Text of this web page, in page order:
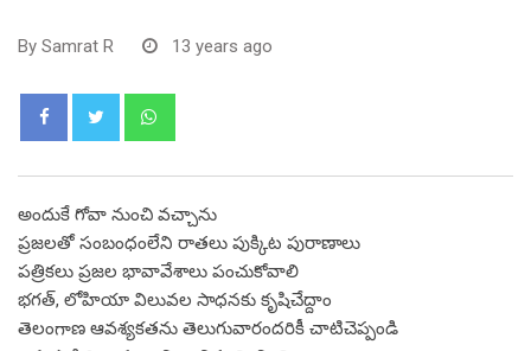
By Samrat R 13 years ago
అందుకే గోవా నుంచి వచ్చాను
ప్రజలతో సంబంధంలేని రాతలు పుక్కిట పురాణాలు
పత్రికలు ప్రజల భావావేశాలు పంచుకోవాలి
భగత్‌, లోహియా విలువల సాధనకు కృషిచేద్దాం
తెలంగాణ ఆవశ్యకతను తెలుగువారందరికీ చాటిచెప్పండి